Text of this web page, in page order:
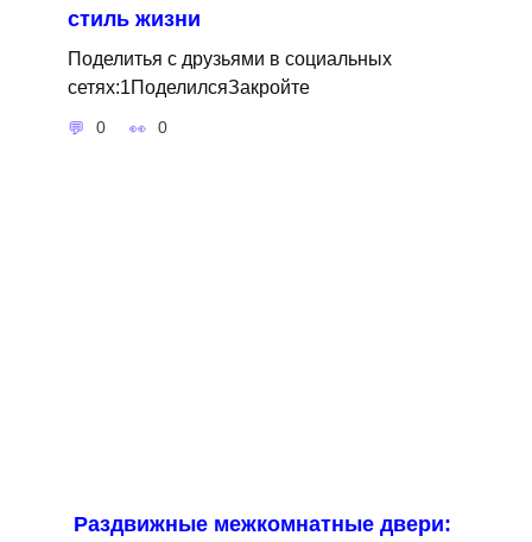
стиль жизни
Поделитья с друзьями в социальных
сетях:1ПоделилсяЗакройте
0 0
Раздвижные межкомнатные двери: